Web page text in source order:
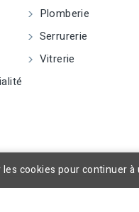
Plomberie
Serrurerie
Vitrerie
cookies pour continuer à